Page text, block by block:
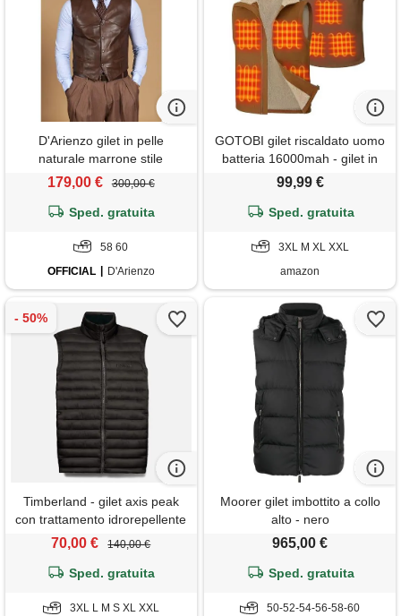
D'Arienzo gilet in pelle
naturale marrone stile
classico D'Arienzo
179,00 € 300,00 €
Sped. gratuita
58 60
OFFICIAL
D'Arienzo
GOTOBI gilet riscaldato uomo
batteria 16000mah - gilet in
tela con 9 zone di
temperature regolabili，gilet
in sherpa per uomo, sport
all'aria aperta, cachi, xl
99,99 €
Sped. gratuita
3XL M XL XXL
amazon
Timberland - gilet axis peak
con trattamento idrorepellente
a lunga durata da uomo in
70,00 € 140,00 €
Sped. gratuita
3XL L M S XL XXL
Moorer gilet imbottito a collo
alto - nero
965,00 €
Sped. gratuita
50-52-54-56-58-60